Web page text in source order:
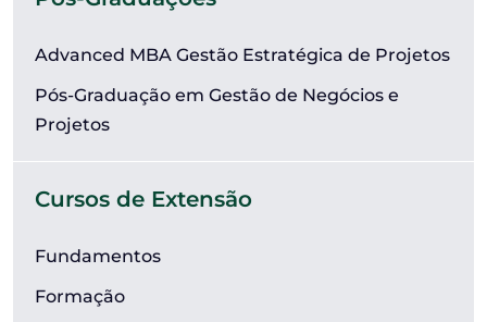
Advanced MBA Gestão Estratégica de Projetos
Pós-Graduação em Gestão de Negócios e
Projetos
Cursos de Extensão
Fundamentos
Formação